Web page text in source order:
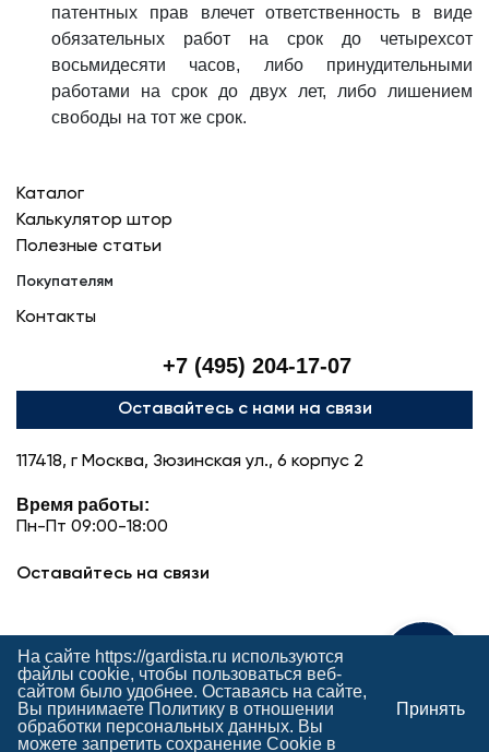
патентных прав влечет ответственность в виде
обязательных работ на срок до четырехсот
восьмидесяти часов, либо принудительными
работами на срок до двух лет, либо лишением
свободы на тот же срок.
Каталог
Калькулятор штор
Полезные статьи
Покупателям
Контакты
+7 (495) 204-17-07
Оставайтесь с нами на связи
117418, г Москва, Зюзинская ул., 6 корпус 2
Время работы:
Пн-Пт 09:00-18:00
Оставайтесь на связи
Политика конфиденциальности
Публичная оферта
Поможем с выбором
На сайте https://gardista.ru используются
файлы cookie, чтобы пользоваться веб-
сайтом было удобнее. Оставаясь на сайте,
Вы принимаете Политику в отношении
обработки персональных данных. Вы
можете запретить сохранение Cookie в
Принять